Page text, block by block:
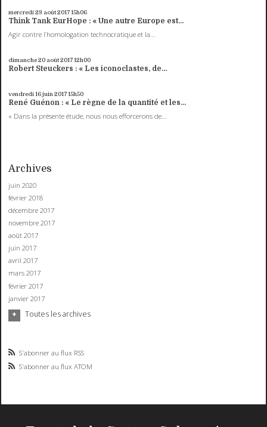
mercredi 23 août 201715h06
Think Tank EurHope : « Une autre Europe est...
Agir contre l’homologation technocratique et la...
dimanche 20 août 201712h00
Robert Steuckers : « Les iconoclastes, de...
vendredi 16juin 201715h50
René Guénon : « Le règne de la quantité et les...
« Dans la présente étude, nous nous efforcerons de...
Archives
juin 2020
février 2018
décembre 2017
novembre 2017
août 2017
juin 2017
avril 2017
mars 2017
février 2017
janvier 2017
Toutes les archives
S'abonner au flux RSS
S'abonner au flux ATOM